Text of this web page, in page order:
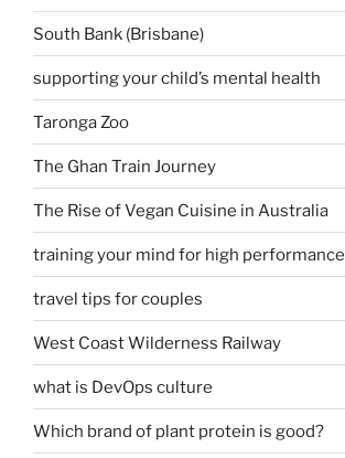
South Bank (Brisbane)
supporting your child’s mental health
Taronga Zoo
The Ghan Train Journey
The Rise of Vegan Cuisine in Australia
training your mind for high performance
travel tips for couples
West Coast Wilderness Railway
what is DevOps culture
Which brand of plant protein is good?